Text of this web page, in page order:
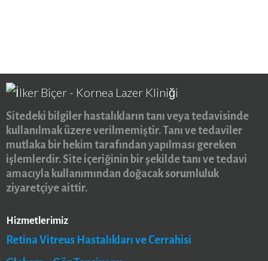
Sitedeki bilgiler hastalıkların tanı veya tedavisinde
kullanılmak üzere verilmemiştir. Tanı ve tedaviler
mutlaka bir hekim tarafından yapılması gereken
işlemlerdir. Site içeriğinin bir şekilde tanı ve tedavi
amacıyla kullanımından doğacak sorumluluk
ziyaretçiye aittir.
Hizmetlerimiz
Retina Vitreus Hastalıkları ve Cerrahisi